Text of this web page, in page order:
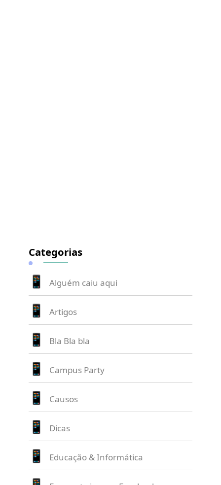
Categorias
Alguém caiu aqui
Artigos
Bla Bla bla
Campus Party
Causos
Dicas
Educação & Informática